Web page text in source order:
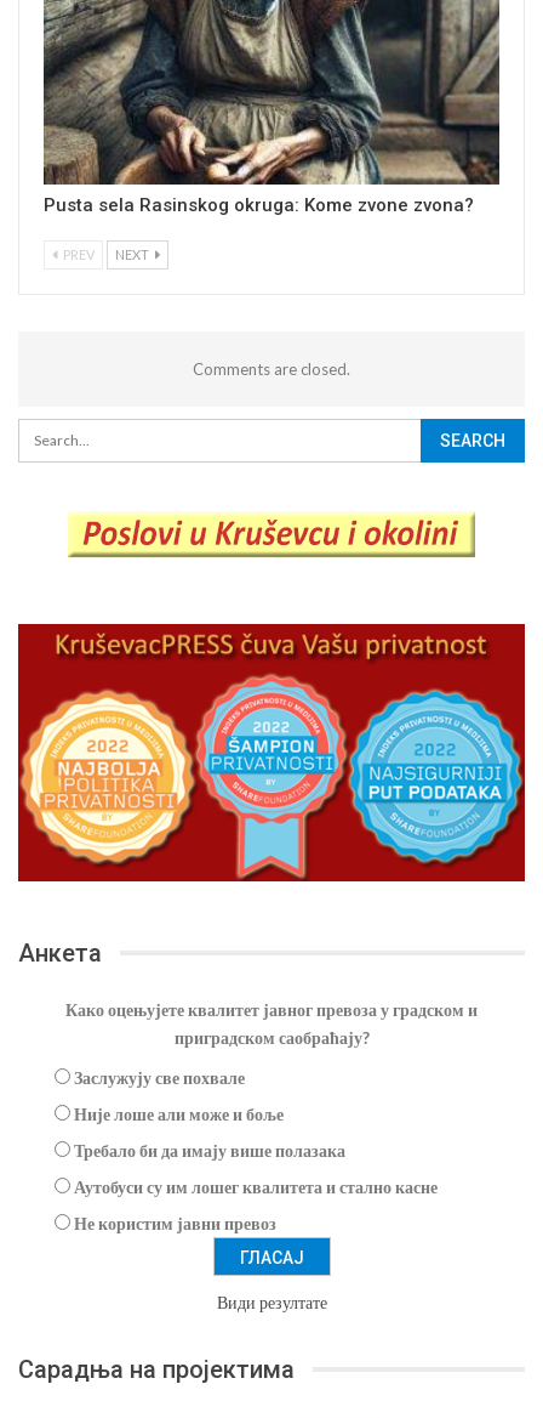
Pusta sela Rasinskog okruga: Kome zvone zvona?
PREV NEXT
Comments are closed.
Анкета
Како оцењујете квалитет јавног превоза у градском и
приградском саобраћају?
Заслужују све похвале
Није лоше али може и боље
Требало би да имају више полазака
Аутобуси су им лошег квалитета и стално касне
Не користим јавни превоз
Види резултате
Сарадња на пројектима